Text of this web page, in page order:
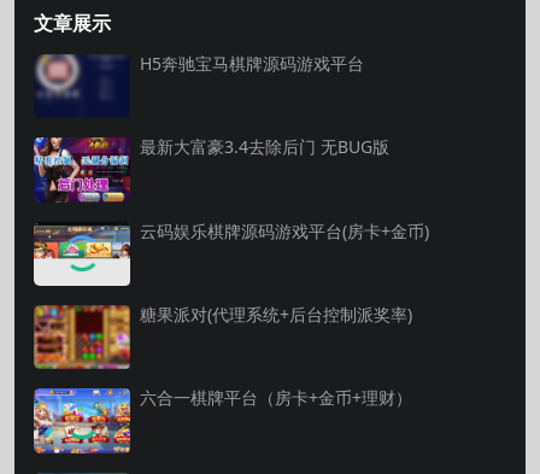
文章展示
H5奔驰宝马棋牌源码游戏平台
最新大富豪3.4去除后门 无BUG版
云码娱乐棋牌源码游戏平台(房卡+金币)
糖果派对(代理系统+后台控制派奖率)
六合一棋牌平台（房卡+金币+理财）